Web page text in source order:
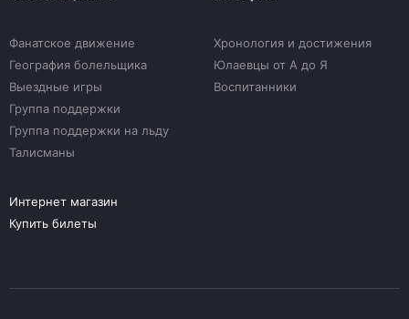
Фанатское движение
География болельщика
Выездные игры
Группа поддержки
Группа поддержки на льду
Талисманы
Хронология и достижения
Юлаевцы от А до Я
Воспитанники
Интернет магазин
Купить билеты